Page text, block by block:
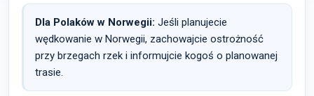
Dla Polaków w Norwegii: Jeśli planujecie
wędkowanie w Norwegii, zachowajcie ostrożność
przy brzegach rzek i informujcie kogoś o planowanej
trasie.